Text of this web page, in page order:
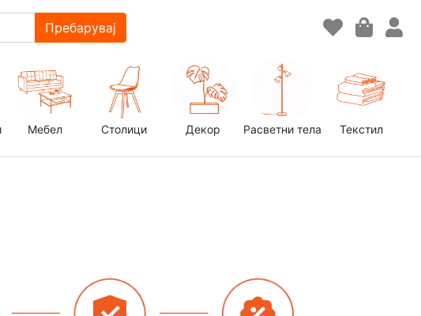
Пребарувај
Мебел Столици Декор Расветни тела Текстил